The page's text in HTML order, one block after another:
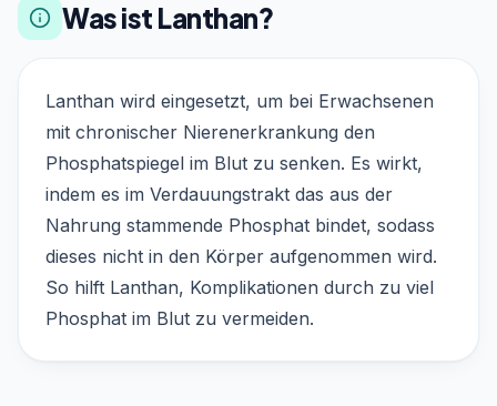
Was ist Lanthan?
Lanthan wird eingesetzt, um bei Erwachsenen
mit chronischer Nierenerkrankung den
Phosphatspiegel im Blut zu senken. Es wirkt,
indem es im Verdauungstrakt das aus der
Nahrung stammende Phosphat bindet, sodass
dieses nicht in den Körper aufgenommen wird.
So hilft Lanthan, Komplikationen durch zu viel
Phosphat im Blut zu vermeiden.